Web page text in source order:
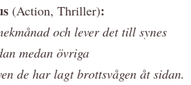
(Action, Thriller):
och lever det till synes
medan övriga
de har lagt brottsvågen åt sidan.